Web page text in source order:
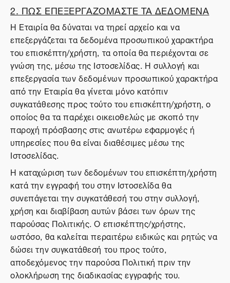
2. ΠΩΣ ΕΠΕΞΕΡΓΑΖΟΜΑΣΤΕ ΤΑ ΔΕΔΟΜΕΝΑ
Η Εταιρία θα δύναται να τηρεί αρχείο και να
επεξεργάζεται τα δεδομένα προσωπικού χαρακτήρα
του επισκέπτη/χρήστη, τα οποία θα περιέχονται σε
γνώση της, μέσω της Ιστοσελίδας. Η συλλογή και
επεξεργασία των δεδομένων προσωπικού χαρακτήρα
από την Εταιρία θα γίνεται μόνο κατόπιν
συγκατάθεσης προς τούτο του επισκέπτη/χρήστη, ο
οποίος θα τα παρέχει οικειοθελώς με σκοπό την
παροχή πρόσβασης στις ανωτέρω εφαρμογές ή
υπηρεσίες που θα είναι διαθέσιμες μέσω της
Ιστοσελίδας.
Η καταχώριση των δεδομένων του επισκέπτη/χρήστη
κατά την εγγραφή του στην Ιστοσελίδα θα
συνεπάγεται την συγκατάθεσή του στην συλλογή,
χρήση και διαβίβαση αυτών βάσει των όρων της
παρούσας Πολιτικής. Ο επισκέπτης/χρήστης,
ωστόσο, θα καλείται περαιτέρω ειδικώς και ρητώς να
δώσει την συγκατάθεσή του προς τούτο,
αποδεχόμενος την παρούσα Πολιτική πριν την
ολοκλήρωση της διαδικασίας εγγραφής του.